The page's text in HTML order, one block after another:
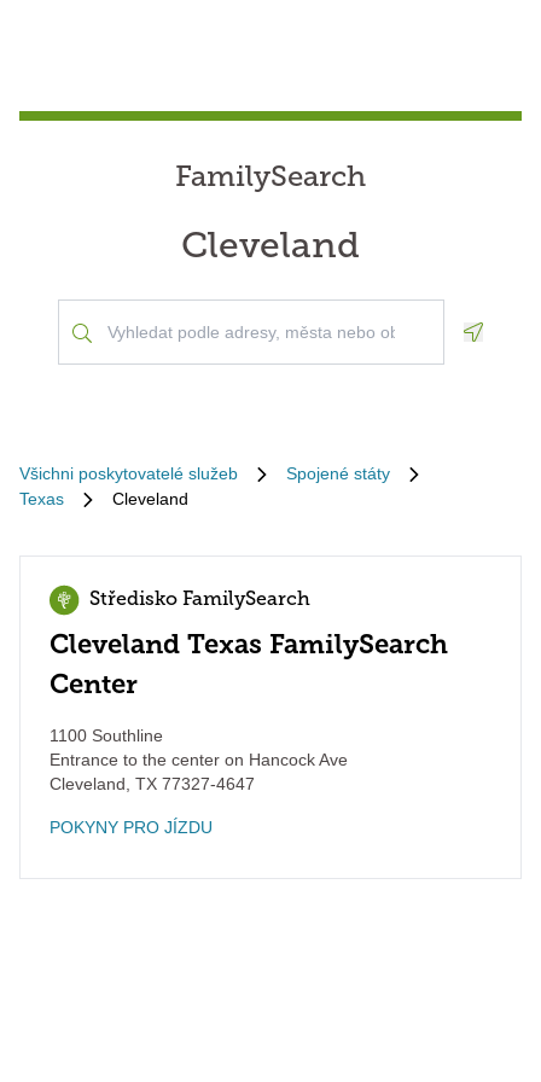
FamilySearch
Cleveland
Všichni poskytovatelé služeb
Spojené státy
Texas
Cleveland
Středisko FamilySearch
Cleveland Texas FamilySearch
Center
1100 Southline
Entrance to the center on Hancock Ave
Cleveland TX 77327-4647
POKYNY PRO JÍZDU